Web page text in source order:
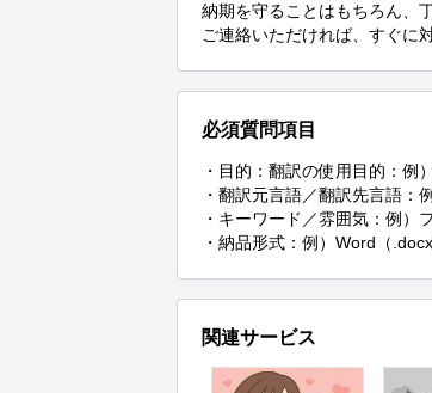
納期を守ることはもちろん、
ご連絡いただければ、すぐに
必須質問項目
・目的：翻訳の使用目的：例
・翻訳元言語／翻訳先言語
・キーワード／雰囲気：例）
・納品形式：例）Word（
関連サービス